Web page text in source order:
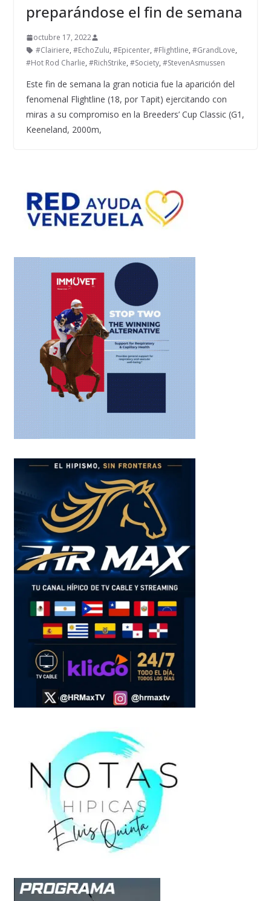
preparándose el fin de semana
octubre 17, 2022
#Clairiere, #EchoZulu, #Epicenter, #Flightline, #GrandLove,
#Hot Rod Charlie, #RichStrike, #Society, #StevenAsmussen
Este fin de semana la gran noticia fue la aparición del
fenomenal Flightline (18, por Tapit) ejercitando con
miras a su compromiso en la Breeders’ Cup Classic (G1,
Keeneland, 2000m,